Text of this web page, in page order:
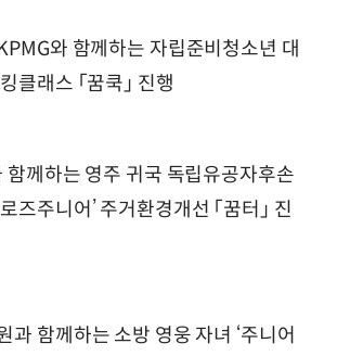
와 함께하는 자립준비청소년 대
클래스 「꿈쿡」 진행
함께하는 영주 귀국 독립유공자후손
즈주니어’ 주거환경개선 「꿈터」 진
과 함께하는 소방 영웅 자녀 ‘주니어